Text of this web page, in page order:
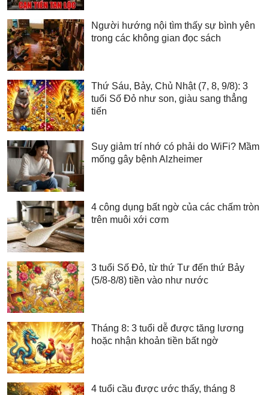
Người hướng nội tìm thấy sự bình yên
trong các không gian đọc sách
Thứ Sáu, Bảy, Chủ Nhật (7, 8, 9/8): 3
tuổi Số Đỏ như son, giàu sang thẳng
tiến
Suy giảm trí nhớ có phải do WiFi? Mầm
mống gây bệnh Alzheimer
4 công dụng bất ngờ của các chấm tròn
trên muôi xới cơm
3 tuổi Số Đỏ, từ thứ Tư đến thứ Bảy
(5/8-8/8) tiền vào như nước
Tháng 8: 3 tuổi dễ được tăng lương
hoặc nhận khoản tiền bất ngờ
4 tuổi cầu được ước thấy, tháng 8